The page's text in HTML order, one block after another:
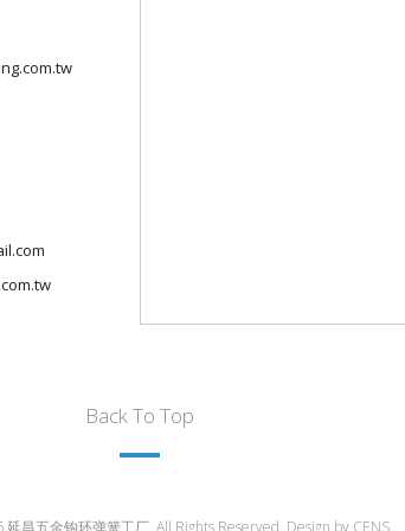
Back To Top
昌五金钩环弹簧工厂. All Rights Reserved. Design by CENS